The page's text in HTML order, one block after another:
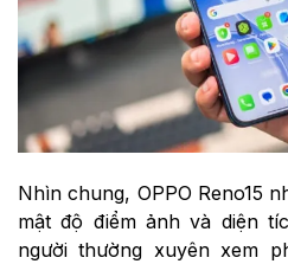
Nhìn chung, OPPO Reno15
mật độ điểm ảnh và diện
người thường xuyên xem